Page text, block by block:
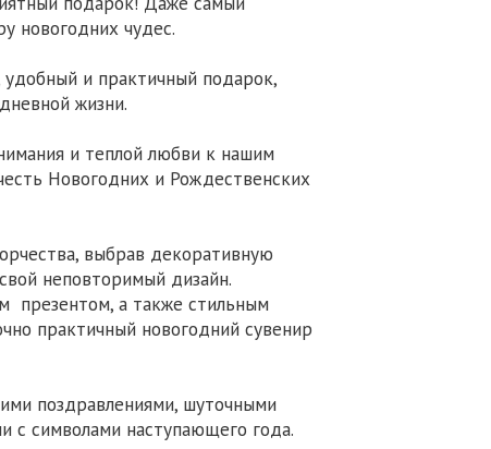
новогодних чудес.
и практичный подарок,
жизни.
и теплой любви к нашим
Новогодних и Рождественских
выбрав декоративную
неповторимый дизайн.
презентом, а также стильным
практичный новогодний сувенир
поздравлениями, шуточными
с символами наступающего года.